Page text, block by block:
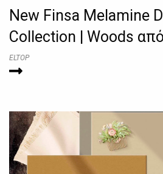
New Finsa Melamine
Collection | Woods
ELTOP